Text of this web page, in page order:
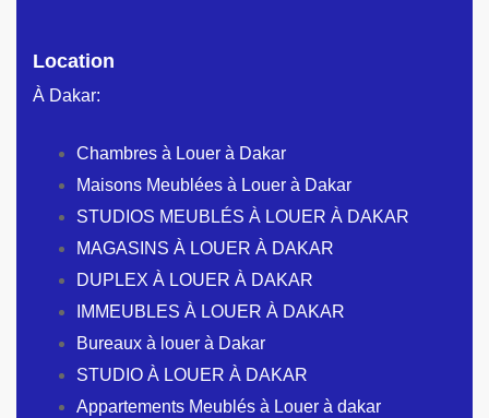
Location
À Dakar:
Chambres à Louer à Dakar
Maisons Meublées à Louer à Dakar
STUDIOS MEUBLÉS À LOUER À DAKAR
MAGASINS À LOUER À DAKAR
DUPLEX À LOUER À DAKAR
IMMEUBLES À LOUER À DAKAR
Bureaux à louer à Dakar
STUDIO À LOUER À DAKAR
Appartements Meublés à Louer à dakar